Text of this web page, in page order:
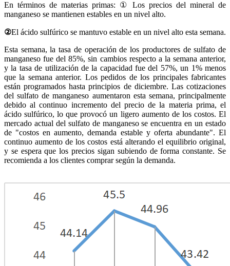
En términos de materias primas: ① Los precios del mineral de
manganeso se mantienen estables en un nivel alto.
②El ácido sulfúrico se mantuvo estable en un nivel alto esta semana.
Esta semana, la tasa de operación de los productores de sulfato de
manganeso fue del 85%, sin cambios respecto a la semana anterior,
y la tasa de utilización de la capacidad fue del 57%, un 1% menos
que la semana anterior. Los pedidos de los principales fabricantes
están programados hasta principios de diciembre. Las cotizaciones
del sulfato de manganeso aumentaron esta semana, principalmente
debido al continuo incremento del precio de la materia prima, el
ácido sulfúrico, lo que provocó un ligero aumento de los costos. El
mercado actual del sulfato de manganeso se encuentra en un estado
de "costos en aumento, demanda estable y oferta abundante". El
continuo aumento de los costos está alterando el equilibrio original,
y se espera que los precios sigan subiendo de forma constante. Se
recomienda a los clientes comprar según la demanda.